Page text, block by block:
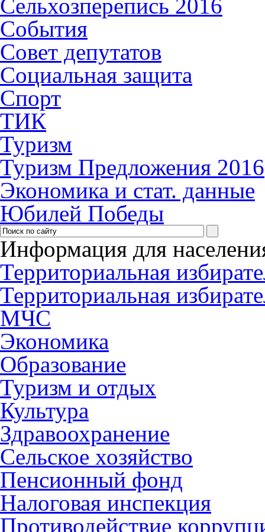
Сельхозперепись 2016
События
Совет депутатов
Социальная защита
Спорт
ТИК
Туризм
Туризм Предложения 2016
Экономика и стат. данные
Юбилей Победы
Информация для
Территориальная
Территориальная
МЧС
Экономика
Образование
Туризм и отдых
Культура
Здравоохранение
Сельское хозяйство
Пенсионный фонд
Налоговая инспекция
Противодействие